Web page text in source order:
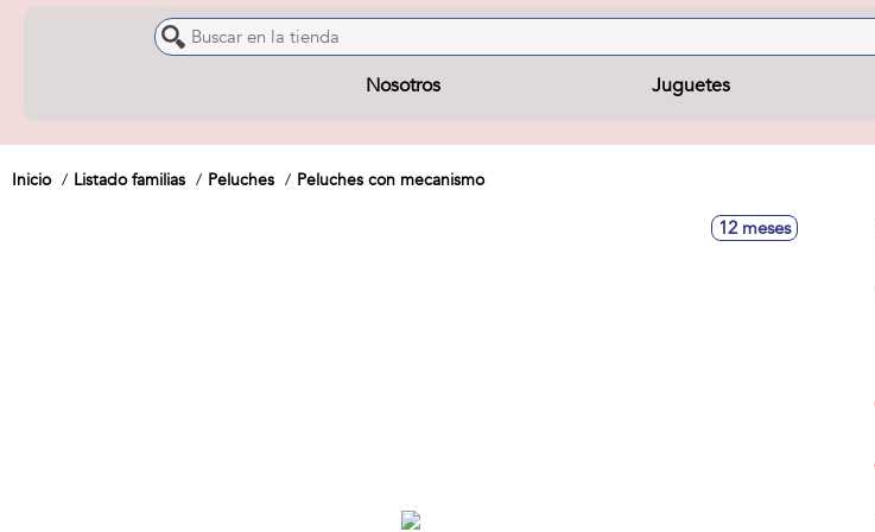
Nosotros Juguetes
Inicio Listado familias Peluches Peluches con mecanismo
12 meses